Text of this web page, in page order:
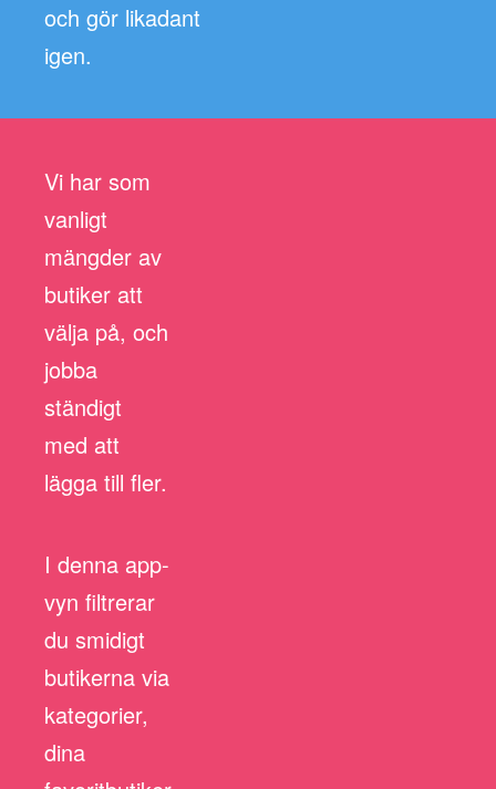
och gör likadant
igen.
Vi har som
vanligt
mängder av
butiker att
välja på, och
jobba
ständigt
med att
lägga till fler.
I denna app-
vyn filtrerar
du smidigt
butikerna via
kategorier,
dina